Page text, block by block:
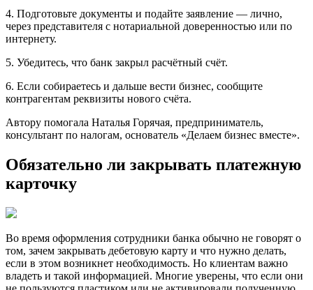
4. Подготовьте документы и подайте заявление — лично,
через представителя с нотариальной доверенностью или по
интернету.
5. Убедитесь, что банк закрыл расчётный счёт.
6. Если собираетесь и дальше вести бизнес, сообщите
контрагентам реквизиты нового счёта.
Автору помогала Наталья Горячая, предприниматель,
консультант по налогам, основатель «Делаем бизнес вместе».
Обязательно ли закрывать платежную
карточку
Во время оформления сотрудники банка обычно не говорят о
том, зачем закрывать дебетовую карту и что нужно делать,
если в этом возникнет необходимость. Но клиентам важно
владеть и такой информацией. Многие уверены, что если они